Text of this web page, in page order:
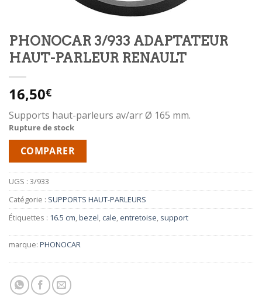
PHONOCAR 3/933 ADAPTATEUR
HAUT-PARLEUR RENAULT
16,50€
Supports haut-parleurs av/arr Ø 165 mm.
Rupture de stock
COMPARER
UGS : 3/933
Catégorie : SUPPORTS HAUT-PARLEURS
Étiquettes : 16.5 cm bezel cale entretoise support
marque: PHONOCAR